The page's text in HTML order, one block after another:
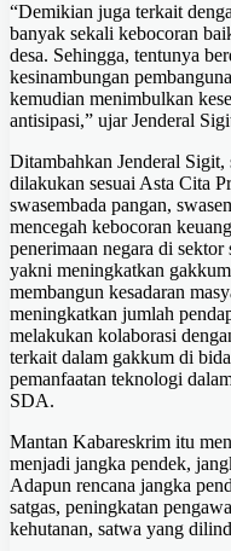
“Demikian juga terkait
banyak sekali kebocoran
desa. Sehingga, tentunya
kesinambungan
kemudian menimbulkan
antisipasi,” ujar Jenderal
Ditambahkan Jenderal Sigit,
dilakukan sesuai Asta Cita
swasembada pangan,
mencegah kebocoran
penerimaan negara di sektor
yakni meningkatkan
membangun kesadaran
meningkatkan jumlah
melakukan kolaborasi
terkait dalam gakkum di
pemanfaatan teknologi
SDA.
Mantan Kabareskrim itu
menjadi jangka pendek,
Adapun rencana jangka
satgas, peningkatan
kehutanan, satwa yang